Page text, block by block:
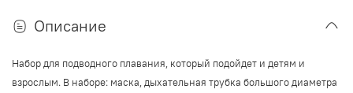
Описание
Набор для подводного плавания, который подойдет и детям и
взрослым. В наборе: маска, дыхательная трубка большого диаметра